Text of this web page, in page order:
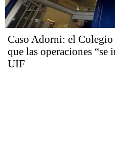
Caso Adorni: el
que las operaciones “se
UIF